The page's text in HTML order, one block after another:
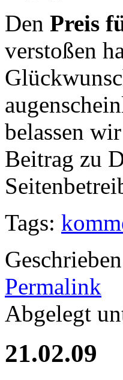
Den Preis
verstoßen
belassen
Beitrag zu
Tags:
Permalink
Abgelegt
21.02.09